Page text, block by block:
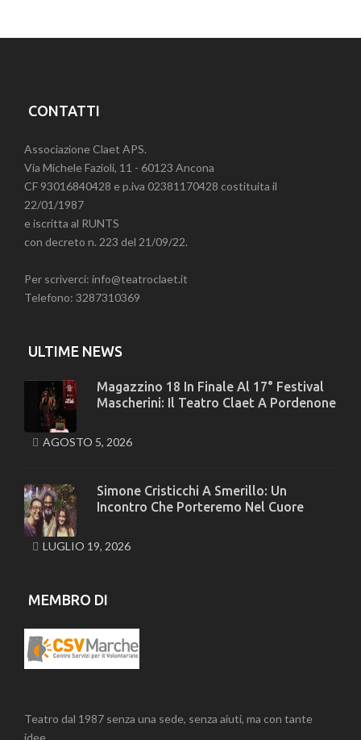
CONTATTI
Associazione Claet APS.
Via Michele Fazioli, 11 - 60123 Ancona
CF 93016840428 e p.iva 02381170428 costituita il
22/01/1987
e iscritta al RUNTS
con decreto n. 223 del 21/09/22.
Per scriverci: info@teatroclaet.it
Telefono: 3287310369
ULTIME NEWS
Magazzino 18 In Finale Al 17° Festival
Mascherini: Il Teatro Claet A Pordenone
AGOSTO 5, 2026
Simone Cristicchi A Smerillo: Un
Incontro Che Porteremo Nel Cuore
LUGLIO 19, 2026
MEMBRO DI
Teatro dal 1987 senza una sede, senza aiuti, ma con tante
idee.